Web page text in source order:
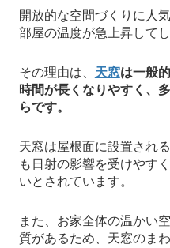
開放的な空間づくりに人
部屋の温度が急上昇して
その理由は、 天窓は一般
時間が長くなりやすく、
らです。
天窓は屋根面に設置され
も日射の影響を受けやす
いとされています。
また、お家全体の温かい
質があるため、天窓のま